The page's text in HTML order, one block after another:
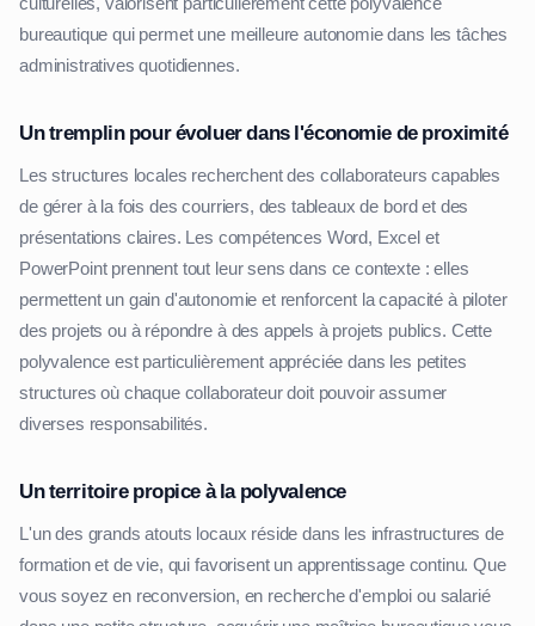
bureautique qui permet une meilleure autonomie dans les tâches
administratives quotidiennes.
Un tremplin pour évoluer dans l'économie de proximité
Les structures locales recherchent des collaborateurs capables
de gérer à la fois des courriers, des tableaux de bord et des
présentations claires. Les compétences Word, Excel et
PowerPoint prennent tout leur sens dans ce contexte : elles
permettent un gain d'autonomie et renforcent la capacité à piloter
des projets ou à répondre à des appels à projets publics. Cette
polyvalence est particulièrement appréciée dans les petites
structures où chaque collaborateur doit pouvoir assumer
diverses responsabilités.
Un territoire propice à la polyvalence
L'un des grands atouts locaux réside dans les infrastructures de
formation et de vie, qui favorisent un apprentissage continu. Que
vous soyez en reconversion, en recherche d'emploi ou salarié